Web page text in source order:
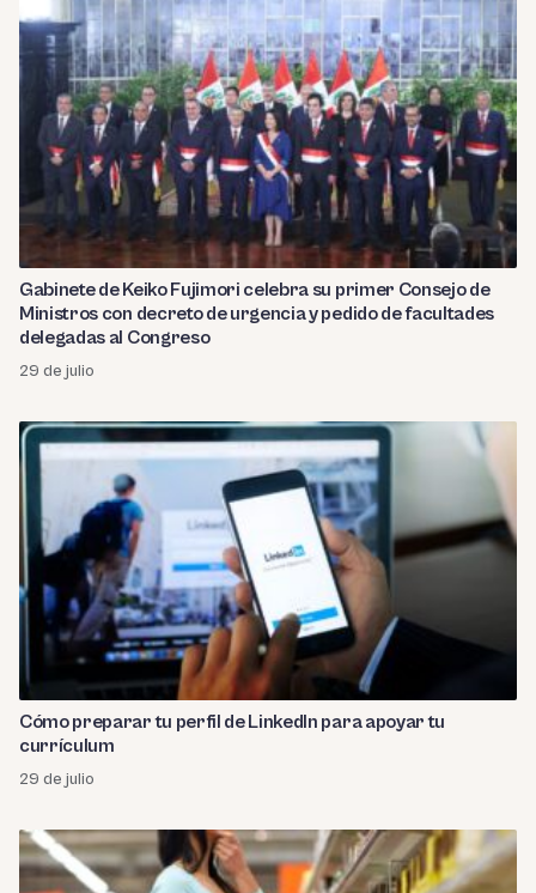
Gabinete de Keiko Fujimori celebra su primer Consejo de
Ministros con decreto de urgencia y pedido de facultades
delegadas al Congreso
29 de julio
Cómo preparar tu perfil de LinkedIn para apoyar tu
currículum
29 de julio